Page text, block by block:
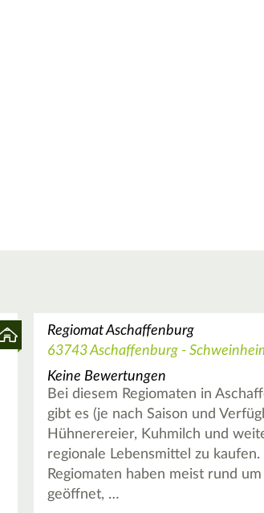
Regiomat Aschaffenburg
63743 Aschaffenburg -
Keine Bewertungen
Bei diesem Regiomaten in
gibt es (je nach Saison und
Hühnerereier, Kuhmilch und
regionale Lebensmittel zu kaufen.
Regiomaten haben meist rund
geöffnet, …